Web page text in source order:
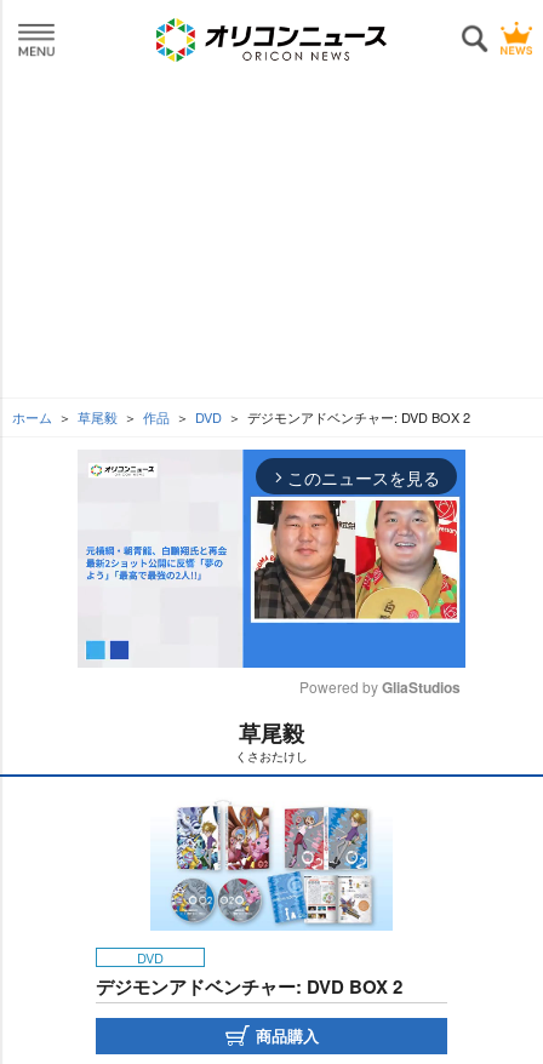
ホーム 草尾毅 作品 DVD デジモンアドベンチャー: DVD BOX 2
arrow_forward_ios このニュースを見る
t
Powered by GliaStudios
草尾毅
くさおたけし
DVD
デジモンアドベンチャー: DVD BOX 2
商品購入